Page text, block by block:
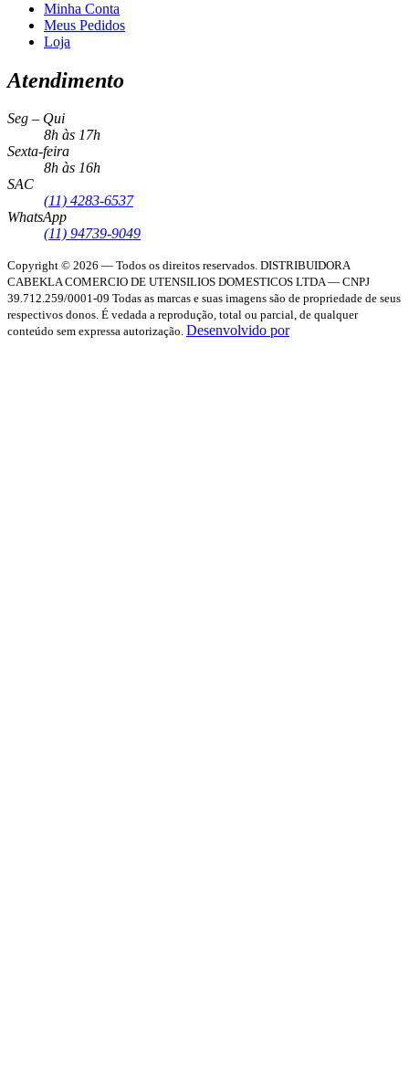
Minha Conta
Meus Pedidos
Loja
Atendimento
Seg – Qui
8h às 17h
Sexta-feira
8h às 16h
SAC
(11) 4283-6537
WhatsApp
(11) 94739-9049
Copyright © 2026 — Todos os direitos reservados. DISTRIBUIDORA
CABEKLA COMERCIO DE UTENSILIOS DOMESTICOS LTDA — CNPJ
39.712.259/0001-09 Todas as marcas e suas imagens são de propriedade de seus
respectivos donos. É vedada a reprodução, total ou parcial, de qualquer
conteúdo sem expressa autorização. Desenvolvido por